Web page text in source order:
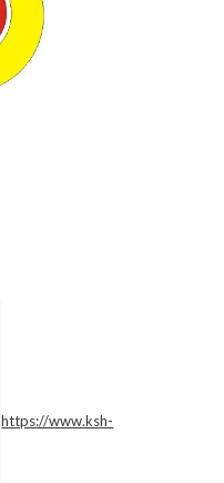
https://www.ksh-